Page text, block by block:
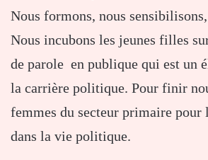
Nous formons, nous
Nous incubons les jeunes filles
de parole en publique qui est un
la carrière politique. Pour finir
femmes du secteur primaire pour
dans la vie politique.